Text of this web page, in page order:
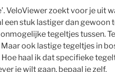
VeloViewer zoekt voor je uit
een stuk lastiger dan gewoon
tegeltjes tussen.
ook lastige tegeltjes in
haal ik dat specifieke
je wilt gaan, bepaal je zelf.